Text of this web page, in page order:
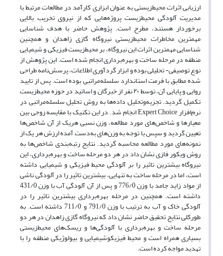
ارزیابی اثرات محیط‌‌زیستی به عنوان ابزاری کارآمد در مطالعات مرتبط با
مدیریت آلودگی محیط‌‌‌زیست پروژه‌هایی که از نیروی تخریب بالایی
برخوردار هستند، مطرح است. پژوهش حاضر با هدف شناسایی
مهمترین مخاطرات محیط‌‌زیستی نیروگاه گازی زاهدان و همچنین
شناسایی مهمترین اثرات این نیروگاه، بر محیط‌‌زیست فیزیکی و شیمیایی
منطقه در مرحله ساخت و بهره‌برداری انجام شده است. این پژوهش از
نوع توصیفی- تحلیلی بوده و ابزار گردآوری اطلاعات، پرسش‌نامه طراحی
شده مطابق با فرمت استاندارد سلسله‌مراتبی بوده است. پس از تایید
روایی و پایایی آن، توسط ۲۰ نفر از خبرگان و اساتید در حوزه محیط‌‌زیست
تکمیل گردید. تجزیه‌وتحلیل داده‌ها به روش تحلیل سلسله‌مراتبی در
نرم‌افزار Expert Choice انجام شد. در این تکنیک با مقایسه زوجی بین
معیارها و شاخص‌های مورد مطالعه، وزن نسبی هریک از آن شاخص‌ها
تعیین گردید و سپس با توجه به وزن‌های به‌دست آمده ارزش هر یک از
نمونه‌های مورد مطالعه محاسبه گردید. نتایج رتبه‌بندی شاخص‌ها به
روش ویکور فازی نشان داد در هر دو مرحله ساخت و بهره‌برداری، این
نیروگاه بیشترین تاثیر را بر آلودگی محیط فیزیکی و شیمیایی داشته
است، اما در مرحله ساخت به تنهایی، بیشترین تاثیر را در آلودگی ناشی
از مواد زاید جامد با وزن 776/0 و پس از آن آلودگی آب با وزن 431/0
داشته است. همچنین در مرحله بهره‌‌برداری بیشترین تاثیر را در
آلودگی خاک و آب به ترتیب با وزن 791/0 و 711/0 داشته است. به
طورکلی نتایج تحقیق حاضر نشان داد که نیروگاه گازی زاهدان در هر دو
مرحله ساخت و بهره‌برداری با آلودگی‌ها و ریسک‌های محیط‌‌زیستی
بسیاری همراه است و محیط فیزیکوشیمیایی و بیولوژیکی منطقه را با
تهدید مواجه کرده است.